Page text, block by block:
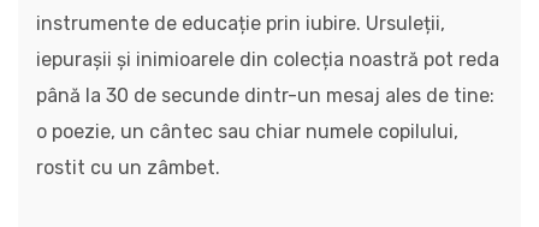
instrumente de educație prin iubire. Ursuleții,
iepurașii și inimioarele din colecția noastră pot reda
până la 30 de secunde dintr-un mesaj ales de tine:
o poezie, un cântec sau chiar numele copilului,
rostit cu un zâmbet.